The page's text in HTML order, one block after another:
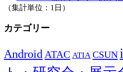
（集計単位：1日）
カテゴリー
Android ATAC ATIA CSUN